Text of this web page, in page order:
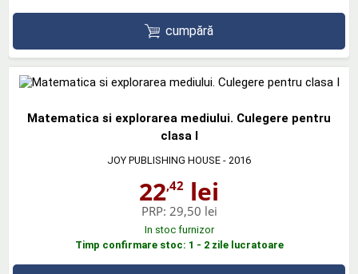
cumpără
Matematica si explorarea mediului. Culegere pentru
clasa I
JOY PUBLISHING HOUSE - 2016
22,42 lei
PRP: 29,50 lei
In stoc furnizor
Timp confirmare stoc: 1 - 2 zile lucratoare